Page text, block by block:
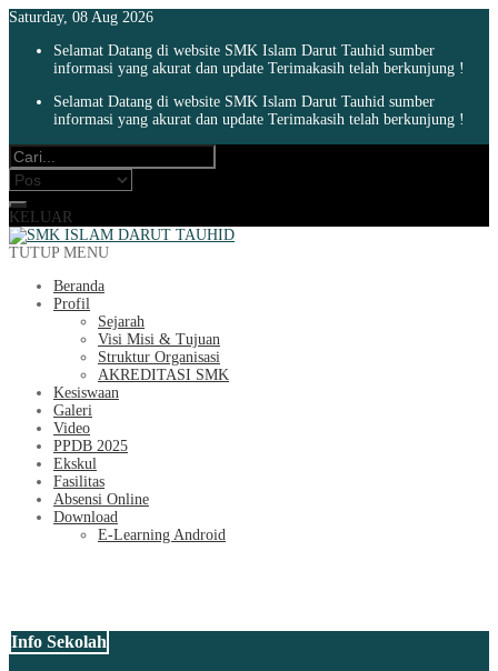
Saturday, 08 Aug 2026
Selamat Datang di website SMK Islam Darut Tauhid sumber
informasi yang akurat dan update Terimakasih telah berkunjung !
Selamat Datang di website SMK Islam Darut Tauhid sumber
informasi yang akurat dan update Terimakasih telah berkunjung !
KELUAR
TUTUP MENU
Beranda
Profil
Sejarah
Visi Misi & Tujuan
Struktur Organisasi
AKREDITASI SMK
Kesiswaan
Galeri
Video
PPDB 2025
Ekskul
Fasilitas
Absensi Online
Download
E-Learning Android
Info Sekolah